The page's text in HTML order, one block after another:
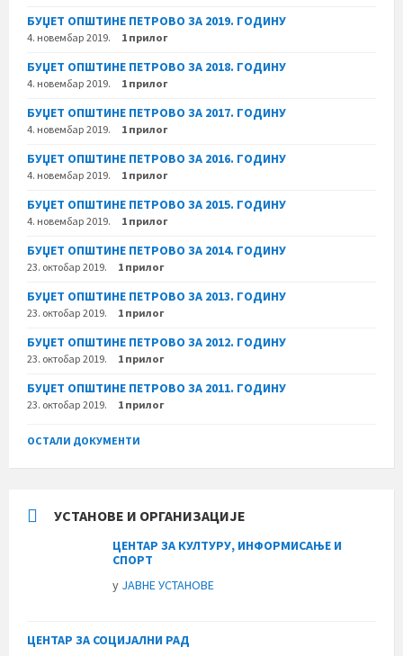
БУЏЕТ ОПШТИНЕ ПЕТРОВО ЗА 2019. ГОДИНУ
4. новембар 2019. 1 прилог
БУЏЕТ ОПШТИНЕ ПЕТРОВО ЗА 2018. ГОДИНУ
4. новембар 2019. 1 прилог
БУЏЕТ ОПШТИНЕ ПЕТРОВО ЗА 2017. ГОДИНУ
4. новембар 2019. 1 прилог
БУЏЕТ ОПШТИНЕ ПЕТРОВО ЗА 2016. ГОДИНУ
4. новембар 2019. 1 прилог
БУЏЕТ ОПШТИНЕ ПЕТРОВО ЗА 2015. ГОДИНУ
4. новембар 2019. 1 прилог
БУЏЕТ ОПШТИНЕ ПЕТРОВО ЗА 2014. ГОДИНУ
23. октобар 2019. 1 прилог
БУЏЕТ ОПШТИНЕ ПЕТРОВО ЗА 2013. ГОДИНУ
23. октобар 2019. 1 прилог
БУЏЕТ ОПШТИНЕ ПЕТРОВО ЗА 2012. ГОДИНУ
23. октобар 2019. 1 прилог
БУЏЕТ ОПШТИНЕ ПЕТРОВО ЗА 2011. ГОДИНУ
23. октобар 2019. 1 прилог
ОСТАЛИ ДОКУМЕНТИ
УСТАНОВЕ И ОРГАНИЗАЦИЈЕ
ЦЕНТАР ЗА КУЛТУРУ, ИНФОРМИСАЊЕ И
СПОРТ
у ЈАВНЕ УСТАНОВЕ
ЦЕНТАР ЗА СОЦИЈАЛНИ РАД